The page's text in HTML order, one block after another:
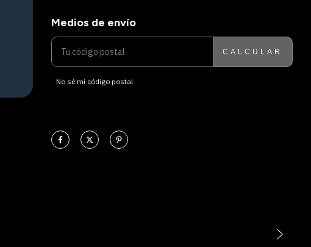
ENTREGAS PARA EL CP:
Medios de envío
CALCULAR
No sé mi código postal